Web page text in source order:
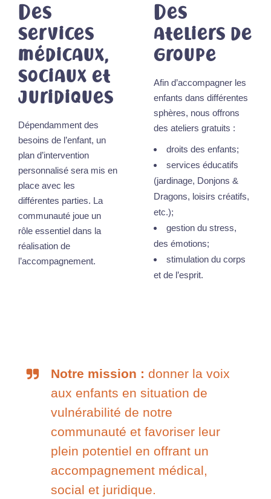
Des
services
médicaux,
sociaux et
juridiques
Dépendamment des
besoins de l’enfant, un
plan d’intervention
personnalisé sera mis en
place avec les
différentes parties. La
communauté joue un
rôle essentiel dans la
réalisation de
l’accompagnement.
Des
ateliers de
groupe
Afin d’accompagner les
enfants dans différentes
sphères, nous offrons
des ateliers gratuits :
droits des enfants;
services éducatifs
(jardinage, Donjons &
Dragons, loisirs créatifs,
etc.);
gestion du stress,
des émotions;
stimulation du corps
et de l’esprit.
Notre mission : donner la voix
aux enfants en situation de
vulnérabilité de notre
communauté et favoriser leur
plein potentiel en offrant un
accompagnement médical,
social et juridique.